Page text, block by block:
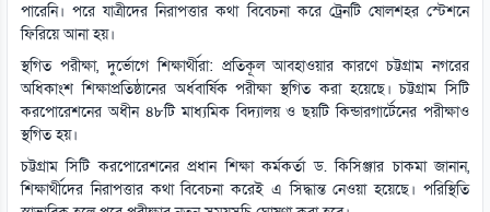
পারেনি। পরে যাত্রীদের নিরাপত্তার কথা বিবেচনা করে ট্রেনটি ষোলশহর স্টেশনে
ফিরিয়ে আনা হয়।
স্থগিত পরীক্ষা, দুর্ভোগে শিক্ষার্থীরা: প্রতিকূল আবহাওয়ার কারণে চট্টগ্রাম নগরের
অধিকাংশ শিক্ষাপ্রতিষ্ঠানের অর্ধবার্ষিক পরীক্ষা স্থগিত করা হয়েছে। চট্টগ্রাম সিটি
করপোরেশনের অধীন ৪৮টি মাধ্যমিক বিদ্যালয় ও ছয়টি কিন্ডারগার্টেনের পরীক্ষাও
স্থগিত হয়।
চট্টগ্রাম সিটি করপোরেশনের প্রধান শিক্ষা কর্মকর্তা ড. কিসিঞ্জার চাকমা জানান,
শিক্ষার্থীদের নিরাপত্তার কথা বিবেচনা করেই এ সিদ্ধান্ত নেওয়া হয়েছে। পরিস্থিতি